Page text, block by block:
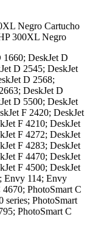
Negro Cartucho
300XL Negro
1660; DeskJet D
D 2545; DeskJet
D 2568;
DeskJet D
D 5500; DeskJet
F 2420; DeskJet
F 4210; DeskJet
F 4272; DeskJet
F 4283; DeskJet
F 4470; DeskJet
F 4500; DeskJet
Envy 114; Envy
PhotoSmart C
series; PhotoSmart
PhotoSmart C